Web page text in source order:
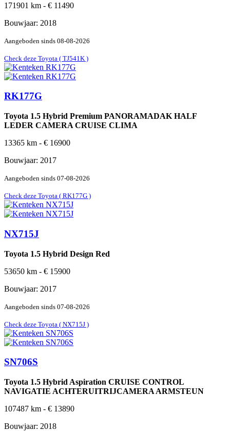
171901 km - € 11490
Bouwjaar: 2018
Aangeboden sinds 08-08-2026
Check deze Toyota ( TJ541K )
RK177G
Toyota 1.5 Hybrid Premium PANORAMADAK HALF
LEDER CAMERA CRUISE CLIMA
13365 km - € 16900
Bouwjaar: 2017
Aangeboden sinds 07-08-2026
Check deze Toyota ( RK177G )
NX715J
Toyota 1.5 Hybrid Design Red
53650 km - € 15900
Bouwjaar: 2017
Aangeboden sinds 07-08-2026
Check deze Toyota ( NX715J )
SN706S
Toyota 1.5 Hybrid Aspiration CRUISE CONTROL
NAVIGATIE ACHTERUITRIJCAMERA ARMSTEUN
107487 km - € 13890
Bouwjaar: 2018